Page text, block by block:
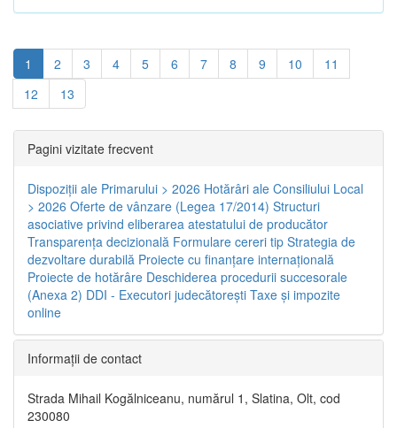
1 2 3 4 5 6 7 8 9 10
11
12
13
Pagini vizitate frecvent
Dispoziţii ale Primarului > 2026 Hotărâri ale Consiliului Local
> 2026 Oferte de vânzare (Legea 17/2014) Structuri
asociative privind eliberarea atestatului de producător
Transparenţa decizională Formulare cereri tip Strategia de
dezvoltare durabilă Proiecte cu finanţare internaţională
Proiecte de hotărâre Deschiderea procedurii succesorale
(Anexa 2) DDI - Executori judecătorești Taxe şi impozite
online
Informaţii de contact
Strada Mihail Kogălniceanu, numărul 1, Slatina, Olt, cod
230080